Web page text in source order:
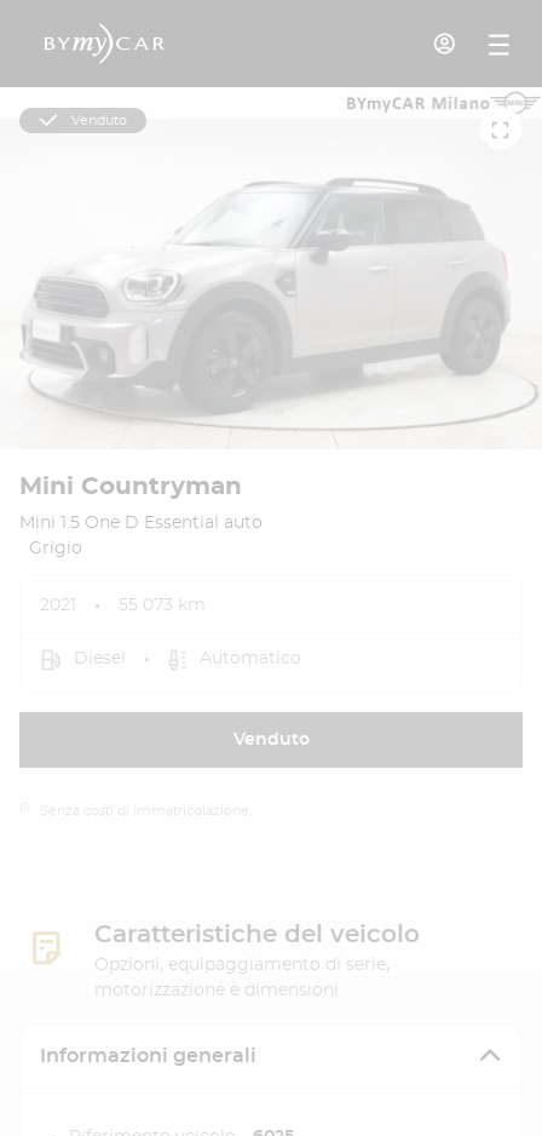
Venduto
Mini Countryman
Mini 1.5 One D Essential auto
Grigio
2021 55 073 km
Diesel Automatico
Venduto
(1) Senza costi di immatricolazione.
Caratteristiche del veicolo
Opzioni, equipaggiamento di serie,
motorizzazione e dimensioni
Informazioni generali